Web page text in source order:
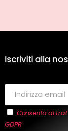
Iscriviti alla
Consento al
GDPR